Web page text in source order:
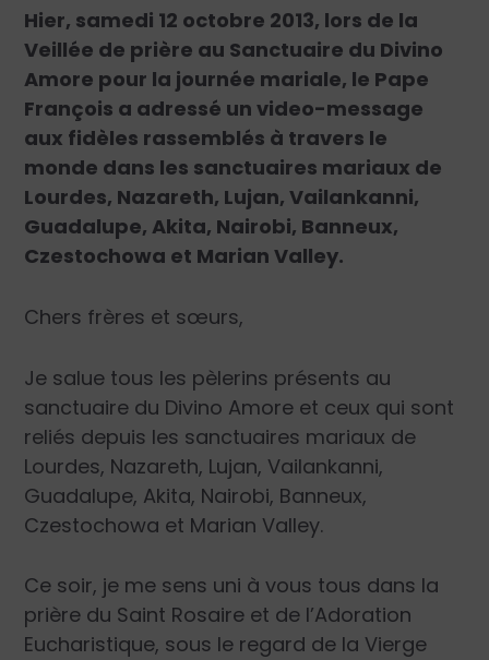
Hier, samedi 12 octobre 2013, lors de la
Veillée de prière au Sanctuaire du Divino
Amore pour la journée mariale, le Pape
François a adressé un video-message
aux fidèles rassemblés à travers le
monde dans les sanctuaires mariaux de
Lourdes, Nazareth, Lujan, Vailankanni,
Guadalupe, Akita, Nairobi, Banneux,
Czestochowa et Marian Valley.
Chers frères et sœurs,
Je salue tous les pèlerins présents au
sanctuaire du Divino Amore et ceux qui sont
reliés depuis les sanctuaires mariaux de
Lourdes, Nazareth, Lujan, Vailankanni,
Guadalupe, Akita, Nairobi, Banneux,
Czestochowa et Marian Valley.
Ce soir, je me sens uni à vous tous dans la
prière du Saint Rosaire et de l’Adoration
Eucharistique, sous le regard de la Vierge